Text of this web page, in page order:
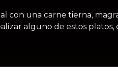
con una carne tierna,
alguno de estos